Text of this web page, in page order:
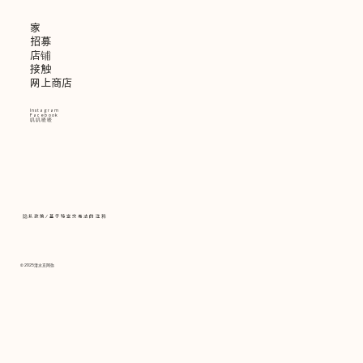
家
招募
店铺
接触
网上商店
Instagram
Facebook
叽叽喳喳
隐私政策 / 基于特定交易法的注释
© 2025清水京阿弥